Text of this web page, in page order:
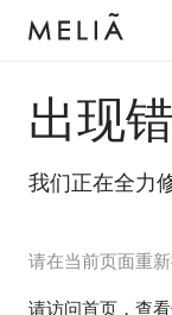
出现
我们正在全力
请在当前页面重
请访问首页，查